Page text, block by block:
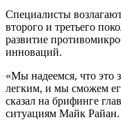
Специалисты
второго и третьего
развитие
инноваций.
«Мы надеемся, что это
легким, и мы сможем
сказал на брифинге
ситуациям Майк Райан.